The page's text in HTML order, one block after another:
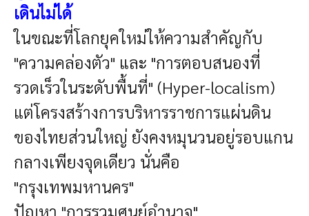
เดินไม่ได้
ในขณะที่โลกยุคใหม่ให้ความสำคัญกับ
"ความคล่องตัว" และ "การตอบสนองที่
รวดเร็วในระดับพื้นที่" (Hyper-localism)
แต่โครงสร้างการบริหารราชการแผ่นดิน
ของไทยส่วนใหญ่ ยังคงหมุนวนอยู่รอบแกน
กลางเพียงจุดเดียว นั่นคือ
"กรุงเทพมหานคร"
ปัญหา "การรวมศูนย์อำนาจ"